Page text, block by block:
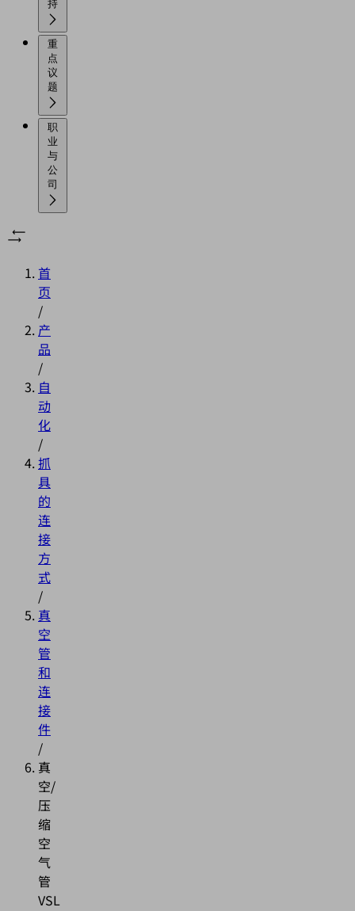
重
点
议
职
业
与
公
首
页
/
产
品
/
自
动
化
/
抓
具
的
连
接
方
式
/
真
空
管
和
连
接
件
/
真
空/
压
缩
空
气
管
VSL